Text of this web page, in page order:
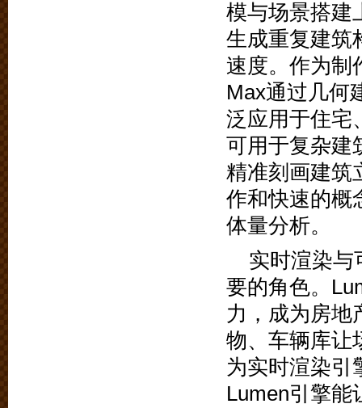
模与场景搭建
生成重复建筑
速度。作为制
Max通过几何
泛应用于住宅
可用于复杂建
精准刻画建筑
作和快速的概
体量分析。
实时渲染与
要的角色。
力，成为房地
物、车辆库让
为实时渲染引
Lumen引擎能